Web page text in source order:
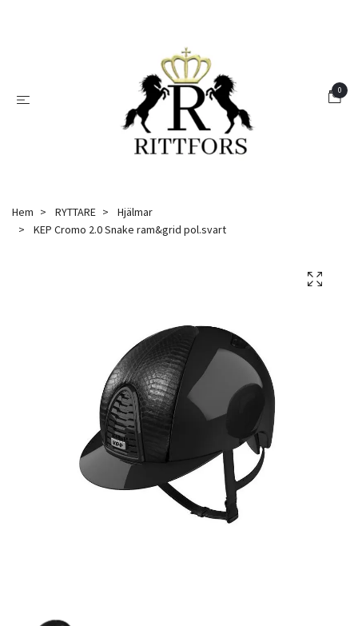
0
Hem RYTTARE
Hjälmar
KEP Cromo 2.0 Snake ram&grid pol.svart